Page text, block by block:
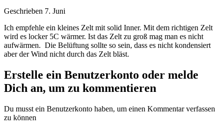
Geschrieben 7. Juni
Ich empfehle ein kleines Zelt mit solid Inner. Mit dem richtigen Zelt
wird es locker 5C wärmer. Ist das Zelt zu groß mag man es nicht
aufwärmen. Die Belüftung sollte so sein, dass es nicht kondensiert
aber der Wind nicht durch das Zelt bläst.
Erstelle ein Benutzerkonto oder melde
Dich an, um zu kommentieren
Du musst ein Benutzerkonto haben, um einen Kommentar verfassen
zu können